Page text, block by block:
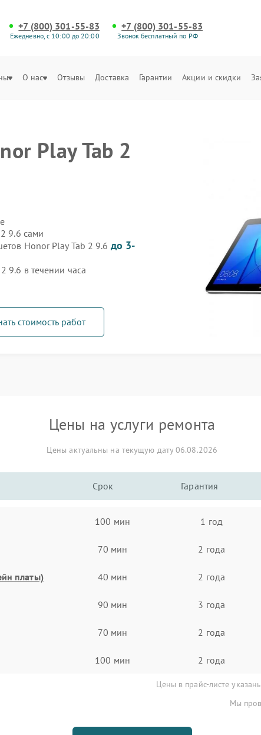
+7 (800) 301-55-83
Ежедневно, с 10:00 до 20:00
+7 (800) 301-55-83
Звонок бесплатный по РФ
О нас Отзывы Доставка Гарантии Акции и скидки
Play Tab 2
9.6 сами
Honor Play Tab 2 9.6 до 3-
9.6 в течении часа
стоимость работ
Цены на услуги ремонта
Цены актуальны на текущую дату 06.08.2026
Срок Гарантия
100 мин 1 год
70 мин 2 года
платы) 40 мин 2 года
90 мин 3 года
70 мин 2 года
100 мин 2 года
Цены в прайс-листе
Мы